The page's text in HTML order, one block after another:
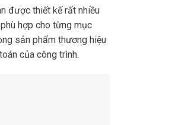
được thiết kế rất nhiều
hợp cho từng mục
sản phẩm thương hiệu
của công trình.